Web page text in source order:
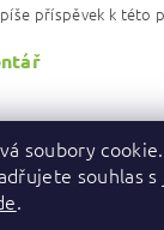
příspěvek k této
soubory
souhlas
.